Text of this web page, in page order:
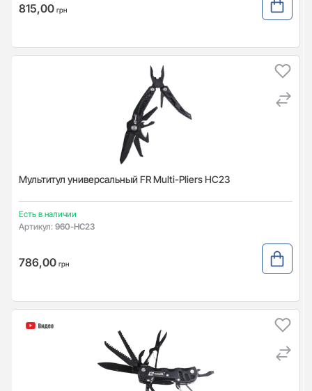
815,00 грн
Мультитул универсальный FR Multi-Pliers HC23
Есть в наличии
Артикул: 960-HC23
786,00 грн